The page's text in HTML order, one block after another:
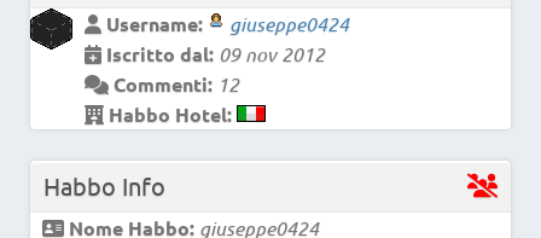
Username:
giuseppe0424
Iscritto dal: 09 nov 2012
Commenti: 12
Habbo Hotel:
Habbo Info
Nome Habbo: giuseppe0424